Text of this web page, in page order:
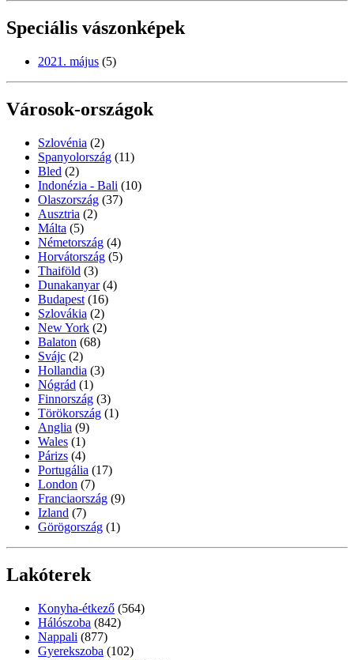
Speciális vászonképek
2021. május (5)
Városok-országok
Szlovénia (2)
Spanyolország (11)
Bled (2)
Indonézia - Bali (10)
Olaszország (37)
Ausztria (2)
Málta (5)
Németország (4)
Horvátország (5)
Thaiföld (3)
Dunakanyar (4)
Budapest (16)
Szlovákia (2)
New York (2)
Balaton (68)
Svájc (2)
Hollandia (3)
Nógrád (1)
Finnország (3)
Törökország (1)
Anglia (9)
Wales (1)
Párizs (4)
Portugália (17)
London (7)
Franciaország (9)
Izland (7)
Görögország (1)
Lakóterek
Konyha-étkező (564)
Hálószoba (842)
Nappali (877)
Gyerekszoba (102)